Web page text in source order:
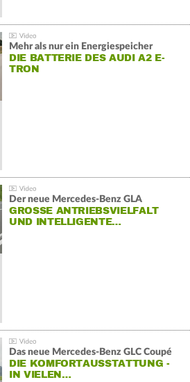
Mehr als nur ein Energiespeicher
DIE BATTERIE DES AUDI A2 E-
TRON
Der neue Mercedes-Benz GLA
GROSSE ANTRIEBSVIELFALT U
ND INTELLIGENTE…
Das neue Mercedes-Benz GLC Coupé
DIE KOMFORTAUSSTATTUNG -
IN VIELEN…